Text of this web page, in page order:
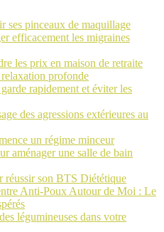
ses pinceaux de maquillage
efficacement les migraines
les prix en maison de retraite
profonde
rapidement et éviter les
des agressions extérieures au
un régime minceur
aménager une salle de bain
réussir son BTS Diététique
Anti-Poux Autour de Moi : Le
légumineuses dans votre